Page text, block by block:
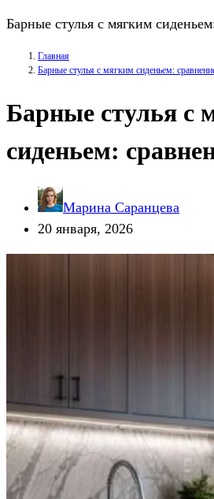
Барные стулья с мягким
Главная
Барные стулья с мягким сиденьем:
Барные стулья с
сиденьем:
Марина Саранцева
20 января, 2026